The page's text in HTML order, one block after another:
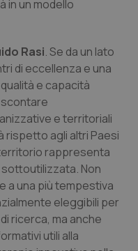
in un modello
Rasi. Se da un lato
di eccellenza e una
e capacità
scontare
e territoriali
rispetto agli altri Paesi
rappresenta
Non
a una più tempestiva
eleggibili per
ricerca, ma anche
utili alla